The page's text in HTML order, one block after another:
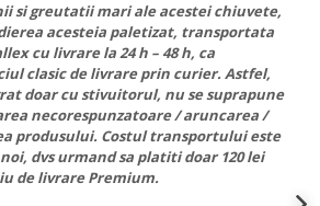
si greutatii mari ale acestei chiuvete,
acesteia paletizat, transportata
cu livrare la 24 h – 48 h, ca
clasic de livrare prin curier. Astfel,
doar cu stivuitorul, nu se suprapune
necorespunzatoare / aruncarea /
produsului. Costul transportului este
dvs urmand sa platiti doar 120 lei
de livrare Premium.